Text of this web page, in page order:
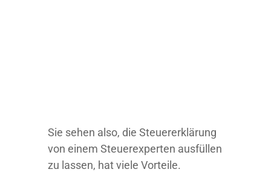
Sie sehen also, die Steuererklärung
von einem Steuerexperten ausfüllen
zu lassen, hat viele Vorteile.